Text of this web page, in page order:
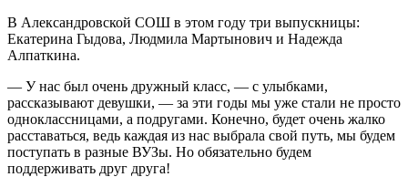
В Александровской СОШ в этом году три выпускницы:
Екатерина Гыдова, Людмила Мартынович и Надежда
Алпаткина.
— У нас был очень дружный класс, — с улыбками,
рассказывают девушки, — за эти годы мы уже стали не просто
одноклассницами, а подругами. Конечно, будет очень жалко
расставаться, ведь каждая из нас выбрала свой путь, мы будем
поступать в разные ВУЗы. Но обязательно будем
поддерживать друг друга!